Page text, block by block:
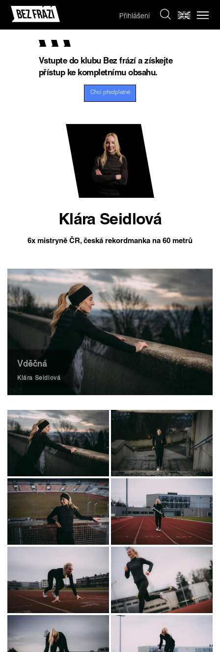
Přihlášení
Vstupte do klubu Bez frází a získejte
přístup ke kompletnímu obsahu.
Chci předplatné
Klára Seidlová
6x mistryně ČR, česká rekordmanka na 60 metrů
Vděčná
Klára Seidlová